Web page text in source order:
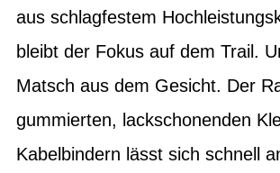
aus schlagfestem
bleibt der Fokus auf dem Trail.
Matsch aus dem Gesicht. Der
gummierten, lackschonenden
Kabelbindern lässt sich schnell